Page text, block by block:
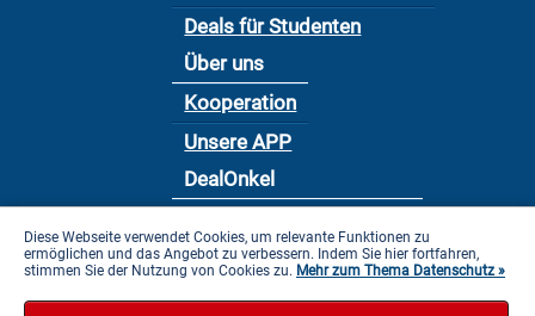
Deals für Studenten
Über uns
Kooperation
Unsere APP
DealOnkel
Datenschutzbestimmung
Impressum
Diese Webseite verwendet Cookies, um relevante Funktionen zu
ermöglichen und das Angebot zu verbessern. Indem Sie hier fortfahren,
stimmen Sie der Nutzung von Cookies zu. Mehr zum Thema Datenschutz »